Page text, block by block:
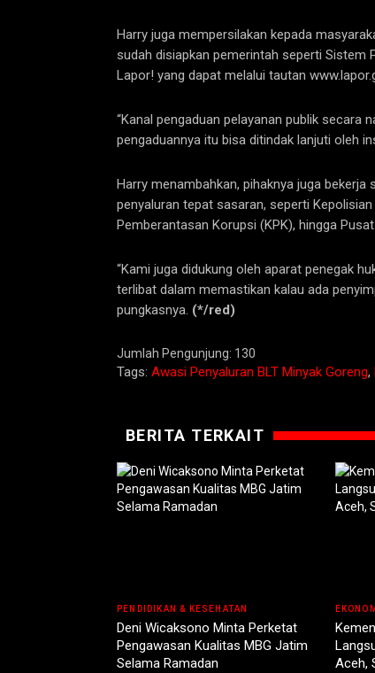
Harry juga mempersilakan kepada
sudah disiapkan pemerintah seperti Sistem
Lapor! yang dapat melalui tautan
“Kanal pengaduan pelayanan publik
pengaduannya itu bisa ditindak lanjuti oleh
Harry menambahkan, pihaknya juga
penyaluran tepat sasaran, seperti
Pemberantasan Korupsi (KPK), hingga
“Kami juga didukung oleh aparat penegak
terlibat dalam memastikan kalau ada
pungkasnya. (*/red)
Jumlah Pengunjung: 130
Tags: Awasi Penyaluran BLT Minyak Goreng,
BERITA TERKAIT
PENDIDIKAN & KESEHATAN
Deni Wicaksono Minta Perketat
Pengawasan Kualitas MBG Jatim
Selama Ramadan
Aceh,